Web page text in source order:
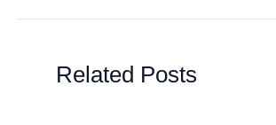
Related Posts